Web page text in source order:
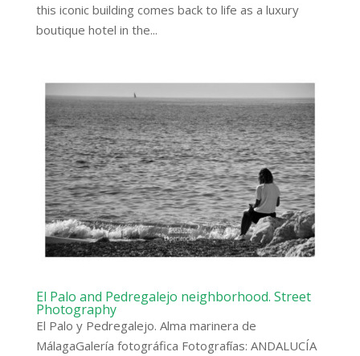
this iconic building comes back to life as a luxury
boutique hotel in the...
El Palo and Pedregalejo neighborhood. Street
Photography
El Palo y Pedregalejo. Alma marinera de
MálagaGalería fotográfica Fotografías: ANDALUCÍA